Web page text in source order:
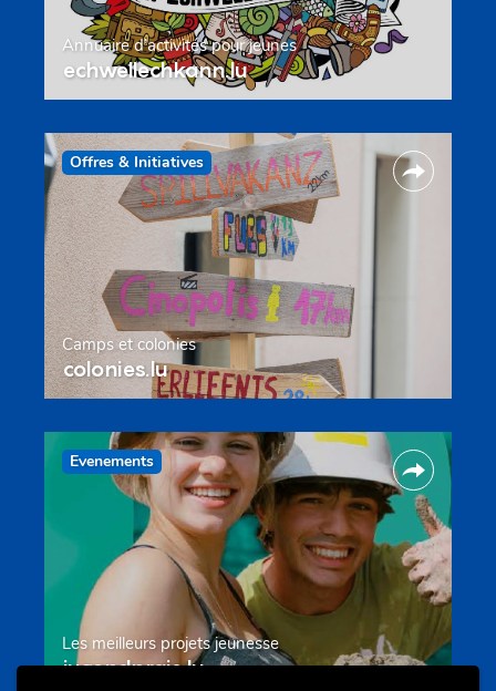
Annuaire d’activités pour jeunes
echwellechkann.lu
Offres & Initiatives
Camps et colonies
colonies.lu
Evenements
Les meilleurs projets jeunesse
jugendprais.lu